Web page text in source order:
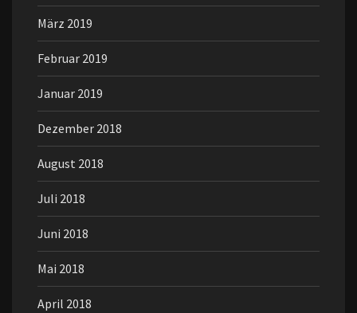
März 2019
Februar 2019
Januar 2019
Dezember 2018
August 2018
Juli 2018
Juni 2018
Mai 2018
April 2018